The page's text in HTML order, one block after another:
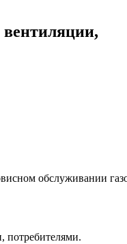
вентиляции,
обслуживании
потребителями.